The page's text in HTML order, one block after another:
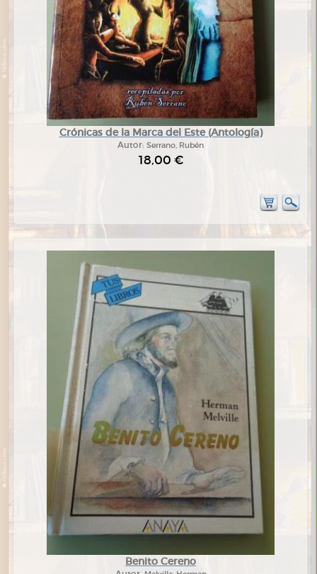
Crónicas de la Marca del Este (Antología)
Autor: Serrano, Rubén
18,00 €
Benito Cereno